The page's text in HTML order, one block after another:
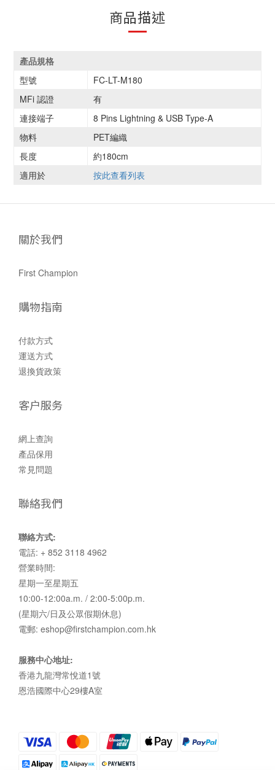
商品描述
產品規格
型號
FC-LT-M180
MFi 認證
有
連接端子
8 Pins Lightning & USB Type-A
物料
PET編織
長度
約180cm
適用於
按此查看列表
關於我們
First Champion
購物指南
付款方式
運送方式
退換貨政策
客户服务
網上查詢
產品保用
常見問題
聯絡我們
聯絡方式:
電話: + 852 3118 4962
營業時間:
星期一至星期五
10:00-12:00a.m. / 2:00-5:00p.m.
(星期六/日及公眾假期休息)
電郵: eshop@firstchampion.com.hk
服務中心地址:
香港九龍灣常悅道1號
恩浩國際中心29樓A室